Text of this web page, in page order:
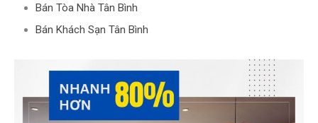
Bán Tòa Nhà Tân Bình
Bán Khách Sạn Tân Bình